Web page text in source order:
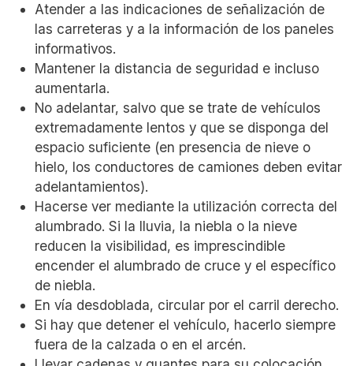
Atender a las indicaciones de señalización de
las carreteras y a la información de los paneles
informativos.
Mantener la distancia de seguridad e incluso
aumentarla.
No adelantar, salvo que se trate de vehículos
extremadamente lentos y que se disponga del
espacio suficiente (en presencia de nieve o
hielo, los conductores de camiones deben evitar
adelantamientos).
Hacerse ver mediante la utilización correcta del
alumbrado. Si la lluvia, la niebla o la nieve
reducen la visibilidad, es imprescindible
encender el alumbrado de cruce y el específico
de niebla.
En vía desdoblada, circular por el carril derecho.
Si hay que detener el vehículo, hacerlo siempre
fuera de la calzada o en el arcén.